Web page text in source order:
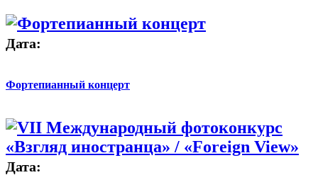
Дата:
Фортепианный концерт
Дата: